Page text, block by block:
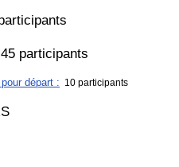
45 participants
départ : 10 participants